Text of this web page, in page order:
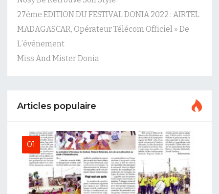
27ème EDITION DU FESTIVAL DONIA 2022 : AIRTEL
MADAGASCAR, Opérateur Télécom Officiel » De
L’événement
Miss And Mister Donia
Articles populaire